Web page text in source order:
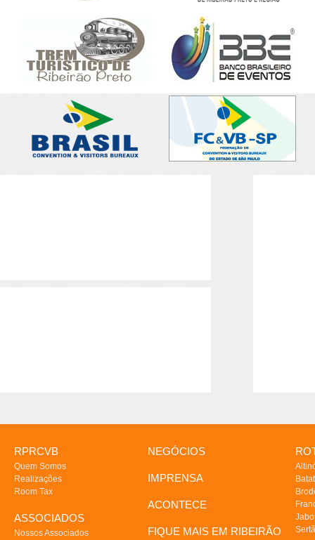
RPRCVB
Quem Somos
Realizações
Room Tax
ASSOCIADOS
Nossos Associados
NEGÓCIOS
IMPRENSA
ACONTECE
FIQUE MAIS EM RIBEIRÃO